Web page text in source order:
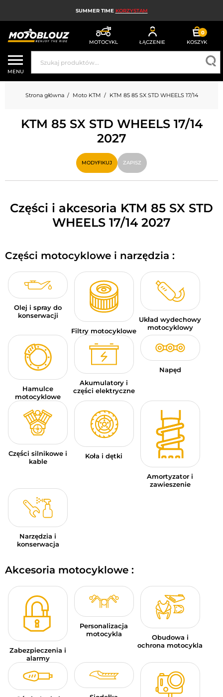
SUMMER TIME KORZYSTAM
MOTOCYKL ŁĄCZENIE
0
KOSZYK
KASK MOTOCYKLOWY
ODZIEŻ MOTOCYKLOWA DLA MĘŻCZYZN
UBRANIA MOTOCYKLOWE DAMSKIE
MX; ENDURO I TRIAL
HIGH-TECH MOTOCYKLOWY
PODUSZKA POWIETRZNA MOTOCYKLOWA
AKCESORIA MOTOCYKLOWE
ODZIEŻ SPORTOWA
OKAZJE I PROMOCJE
KARTY PODARUNKOWE
PL | EUR € — MODYFIKUJ
MARKI
PORADY
SKONTAKTUJ SIĘ Z NAMI
MENU
Strona główna Moto KTM KTM 85 85 SX STD WHEELS 17/14
KTM 85 SX STD WHEELS 17/14
2027
MODYFIKUJ ZAPISZ
Części i akcesoria KTM 85 SX STD
WHEELS 17/14 2027
Części motocyklowe i narzędzia :
Olej i spray do
konserwacji
Filtry motocyklowe
Układ wydechowy
motocyklowy
Hamulce
motocyklowe
Akumulatory i
części elektryczne
Napęd
Części silnikowe i
kable
Koła i dętki
Amortyzator i
zawieszenie
Narzędzia i
konserwacja
Akcesoria motocyklowe :
Zabezpieczenia i
alarmy
Personalizacja
motocykla
Obudowa i
ochrona motocykla